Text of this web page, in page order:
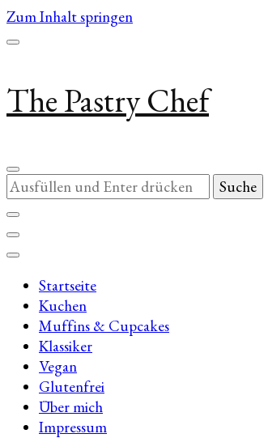
Zum Inhalt springen
The Pastry Chef
Suchst
du
nach
etwas?
Startseite
Kuchen
Muffins & Cupcakes
Klassiker
Vegan
Glutenfrei
Über mich
Impressum